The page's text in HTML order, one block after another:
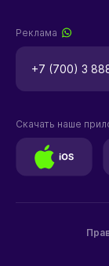
Реклама
+7 (700) 3
Скачать наше